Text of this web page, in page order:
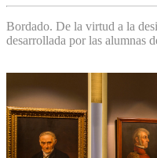
Bordado. De la virtud a la
desarrollada por las alumnas